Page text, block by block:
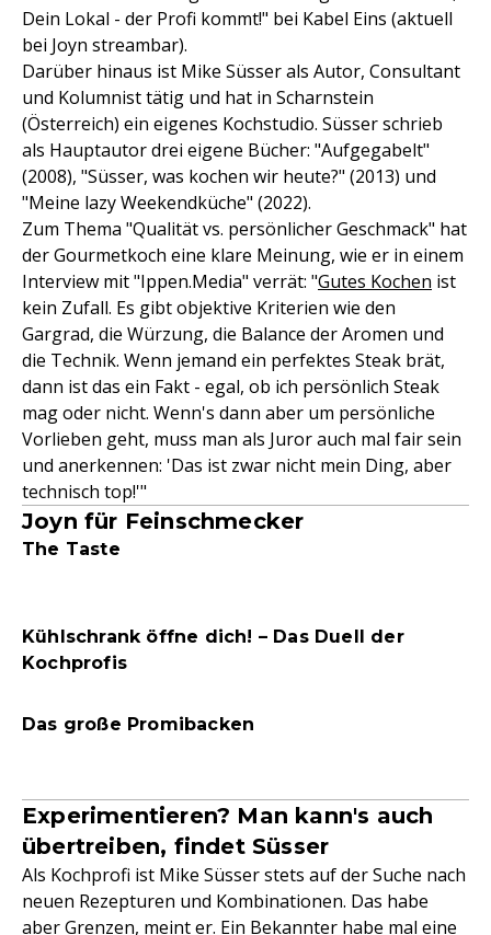
Dein Lokal - der Profi kommt!" bei Kabel Eins (aktuell
bei Joyn streambar).
Darüber hinaus ist Mike Süsser als Autor, Consultant
und Kolumnist tätig und hat in Scharnstein
(Österreich) ein eigenes Kochstudio. Süsser schrieb
als Hauptautor drei eigene Bücher: "Aufgegabelt"
(2008), "Süsser, was kochen wir heute?" (2013) und
"Meine lazy Weekendküche" (2022).
Zum Thema "Qualität vs. persönlicher Geschmack" hat
der Gourmetkoch eine klare Meinung, wie er in einem
Interview mit "Ippen.Media" verrät: "Gutes Kochen ist
kein Zufall. Es gibt objektive Kriterien wie den
Gargrad, die Würzung, die Balance der Aromen und
die Technik. Wenn jemand ein perfektes Steak brät,
dann ist das ein Fakt - egal, ob ich persönlich Steak
mag oder nicht. Wenn's dann aber um persönliche
Vorlieben geht, muss man als Juror auch mal fair sein
und anerkennen: 'Das ist zwar nicht mein Ding, aber
technisch top!'"
Joyn für Feinschmecker
The Taste
Kühlschrank öffne dich! – Das Duell der
Kochprofis
Das große Promibacken
Experimentieren? Man kann's auch
übertreiben, findet Süsser
Als Kochprofi ist Mike Süsser stets auf der Suche nach
neuen Rezepturen und Kombinationen. Das habe
aber Grenzen, meint er. Ein Bekannter habe mal eine